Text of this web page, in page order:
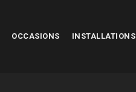
OCCASIONS INSTALLATIONS